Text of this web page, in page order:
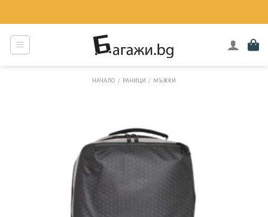
to
content
НАЧАЛО / РАНИЦИ / МЪЖКИ